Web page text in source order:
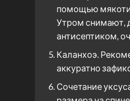
помощью мякоти
Утром снимают,
антисептиком,
Каланхоэ.
аккуратно
Сочетание